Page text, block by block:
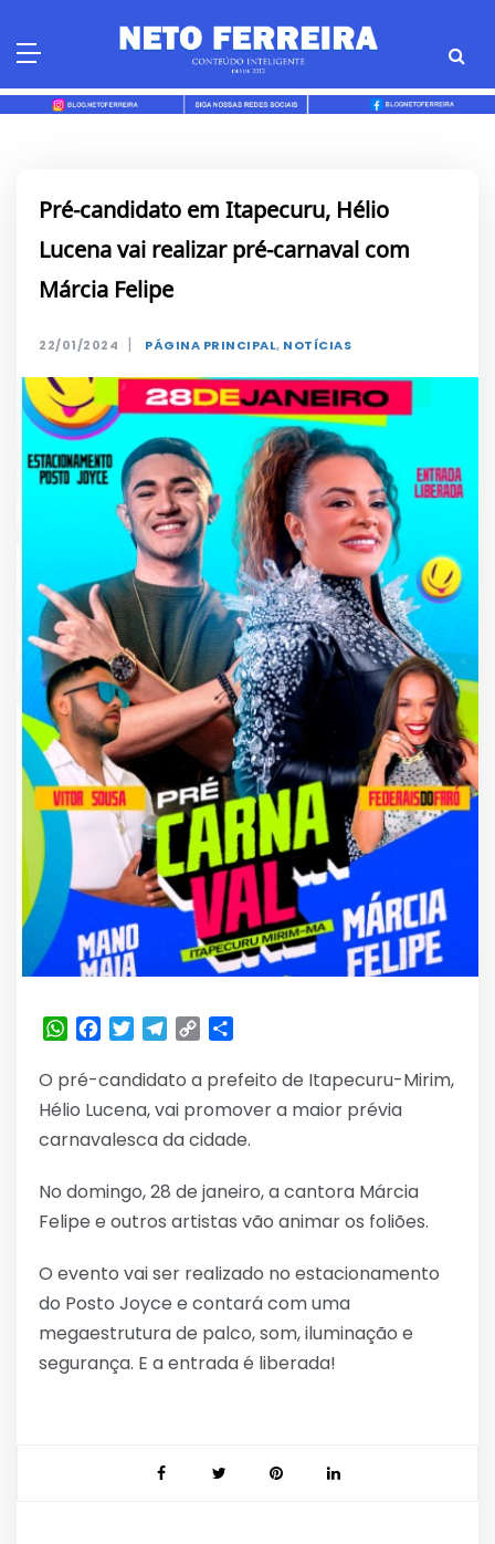
Pré-candidato em Itapecuru, Hélio
Lucena vai realizar pré-carnaval com
Márcia Felipe
22/01/2024 | PÁGINA PRINCIPAL, NOTÍCIAS
WhatsApp
Facebook
TwitterTelegram
Copy
O pré-candidato a prefeito de Itapecuru-Mirim,
Hélio Lucena, vai promover a maior prévia
carnavalesca da cidade.
No domingo, 28 de janeiro, a cantora Márcia
Felipe e outros artistas vão animar os foliões.
O evento vai ser realizado no estacionamento
do Posto Joyce e contará com uma
megaestrutura de palco, som, iluminação e
segurança. E a entrada é liberada!